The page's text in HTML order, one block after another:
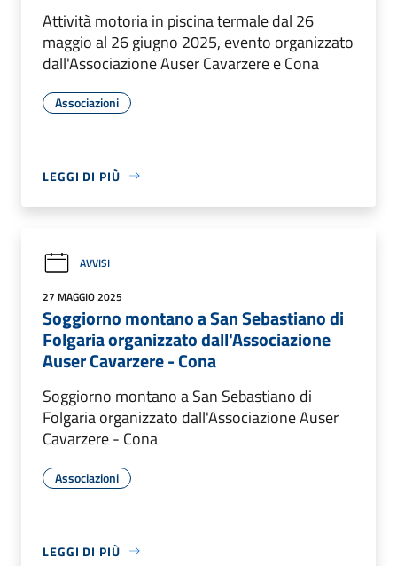
Attività motoria in piscina termale dal 26
maggio al 26 giugno 2025, evento organizzato
dall'Associazione Auser Cavarzere e Cona
Associazioni
LEGGI DI PIÙ
AVVISI
27 MAGGIO 2025
Soggiorno montano a San Sebastiano di
Folgaria organizzato dall'Associazione
Auser Cavarzere - Cona
Soggiorno montano a San Sebastiano di
Folgaria organizzato dall'Associazione Auser
Cavarzere - Cona
Associazioni
LEGGI DI PIÙ